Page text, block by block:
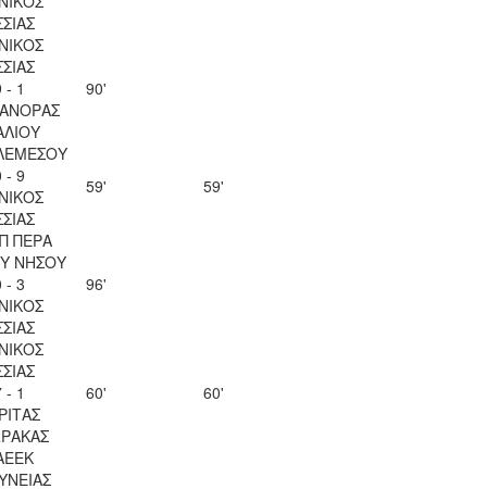
- 1
90'
- 9
59' 59'
ΠΕΡΑ
ΝΗΣΟΥ
- 3
96'
- 1
60' 60'